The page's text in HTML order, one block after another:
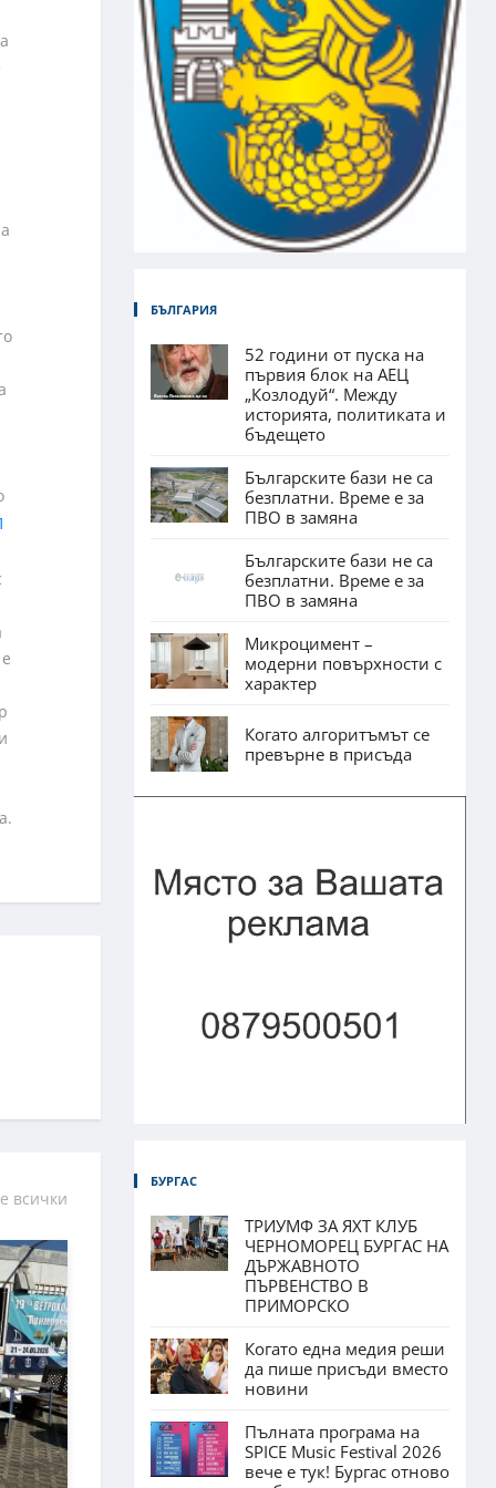
всички
БЪЛГАРИЯ
52 години от пуска на
първия блок на АЕЦ
„Козлодуй“. Между
историята, политиката и
бъдещето
Българските бази не са
безплатни. Време е за
ПВО в замяна
Българските бази не са
безплатни. Време е за
ПВО в замяна
Микроцимент –
модерни повърхности с
характер
Когато алгоритъмът се
превърне в присъда
БУРГАС
ТРИУМФ ЗА ЯХТ КЛУБ
ЧЕРНОМОРЕЦ БУРГАС НА
ДЪРЖАВНОТО
ПЪРВЕНСТВО В
ПРИМОРСКО
Когато една медия реши
да пише присъди вместо
новини
Пълната програма на
SPICE Music Festival 2026
вече е тук! Бургас отново